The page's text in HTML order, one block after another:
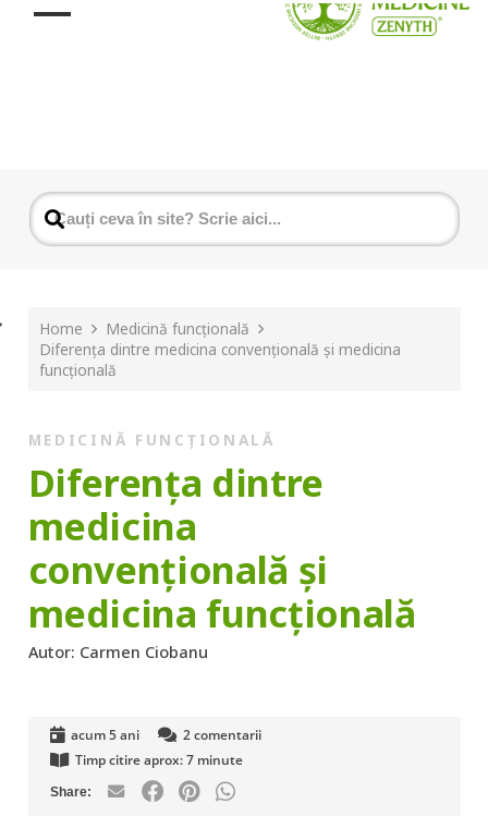
Home
Medicină funcțională
Diferența dintre medicina convențională și medicina
funcțională
MEDICINĂ FUNCȚIONALĂ
Diferența dintre
medicina
convențională și
medicina funcțională
Autor: Carmen Ciobanu
acum 5 ani 2 comentarii
Timp citire aprox: 7 minute